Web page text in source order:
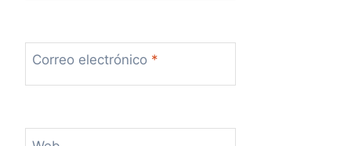
Correo electrónico *